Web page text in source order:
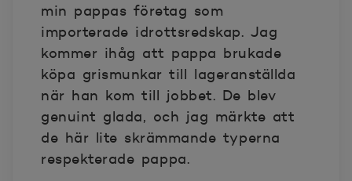
min pappas företag som
importerade idrottsredskap. Jag
kommer ihåg att pappa brukade
köpa grismunkar till lageranställda
när han kom till jobbet. De blev
genuint glada, och jag märkte att
de här lite skrämmande typerna
respekterade pappa.